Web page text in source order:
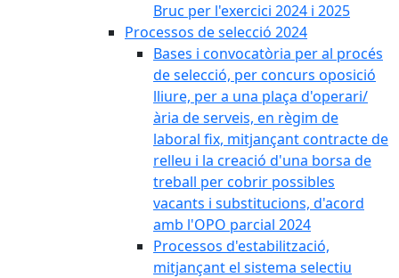
Bruc per l'exercici 2024 i 2025
Processos de selecció 2024
Bases i convocatòria per al procés
de selecció, per concurs oposició
lliure, per a una plaça d'operari/
ària de serveis, en règim de
laboral fix, mitjançant contracte de
relleu i la creació d'una borsa de
treball per cobrir possibles
vacants i substitucions, d'acord
amb l'OPO parcial 2024
Processos d'estabilització,
mitjançant el sistema selectiu